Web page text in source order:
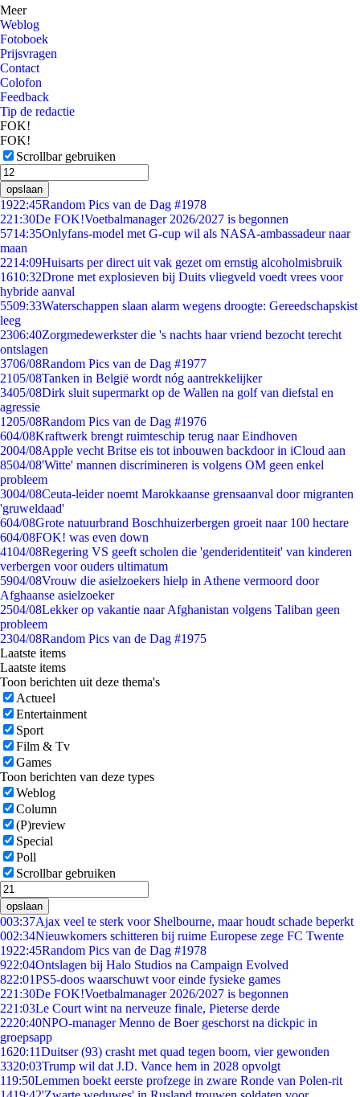
Meer
Weblog
Fotoboek
Prijsvragen
Contact
Colofon
Feedback
Tip de redactie
FOK!
FOK!
Scrollbar gebruiken
opslaan
1922:45Random Pics van de Dag #1978
221:30De FOK!Voetbalmanager 2026/2027 is begonnen
5714:35Onlyfans-model met G-cup wil als NASA-ambassadeur naar
maan
2214:09Huisarts per direct uit vak gezet om ernstig alcoholmisbruik
1610:32Drone met explosieven bij Duits vliegveld voedt vrees voor
hybride aanval
5509:33Waterschappen slaan alarm wegens droogte: Gereedschapskist
leeg
2306:40Zorgmedewerkster die 's nachts haar vriend bezocht terecht
ontslagen
3706/08Random Pics van de Dag #1977
2105/08Tanken in België wordt nóg aantrekkelijker
3405/08Dirk sluit supermarkt op de Wallen na golf van diefstal en
agressie
1205/08Random Pics van de Dag #1976
604/08Kraftwerk brengt ruimteschip terug naar Eindhoven
2004/08Apple vecht Britse eis tot inbouwen backdoor in iCloud aan
8504/08'Witte' mannen discrimineren is volgens OM geen enkel
probleem
3004/08Ceuta-leider noemt Marokkaanse grensaanval door migranten
'gruweldaad'
604/08Grote natuurbrand Boschhuizerbergen groeit naar 100 hectare
604/08FOK! was even down
4104/08Regering VS geeft scholen die 'genderidentiteit' van kinderen
verbergen voor ouders ultimatum
5904/08Vrouw die asielzoekers hielp in Athene vermoord door
Afghaanse asielzoeker
2504/08Lekker op vakantie naar Afghanistan volgens Taliban geen
probleem
2304/08Random Pics van de Dag #1975
Laatste items
Laatste items
Toon berichten uit deze thema's
Actueel
Entertainment
Sport
Film & Tv
Games
Toon berichten van deze types
Weblog
Column
(P)review
Special
Poll
Scrollbar gebruiken
opslaan
003:37Ajax veel te sterk voor Shelbourne, maar houdt schade beperkt
002:34Nieuwkomers schitteren bij ruime Europese zege FC Twente
1922:45Random Pics van de Dag #1978
922:04Ontslagen bij Halo Studios na Campaign Evolved
822:01PS5-doos waarschuwt voor einde fysieke games
221:30De FOK!Voetbalmanager 2026/2027 is begonnen
221:03Le Court wint na nerveuze finale, Pieterse derde
2220:40NPO-manager Menno de Boer geschorst na dickpic in
groepsapp
1620:11Duitser (93) crasht met quad tegen boom, vier gewonden
3320:03Trump wil dat J.D. Vance hem in 2028 opvolgt
119:50Lemmen boekt eerste profzege in zware Ronde van Polen-rit